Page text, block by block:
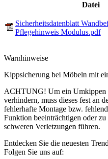
Datei
Sicherheitsdatenblatt
Pflegehinweis Modulus.pdf
Warnhinweise
Kippsicherung bei Möbeln mit
ACHTUNG! Um ein Umkippen
verhindern, muss dieses fest an
fehlerhafte Montage bzw.
Funktion beeinträchtigen oder
schweren Verletzungen führen.
Entdecken Sie die neuesten
Folgen Sie uns auf: